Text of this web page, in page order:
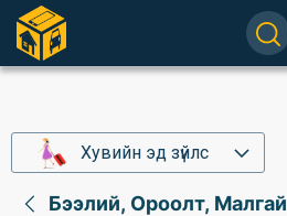
Хувийн эд зүйлс
Бээлий, Ороолт, Малгай